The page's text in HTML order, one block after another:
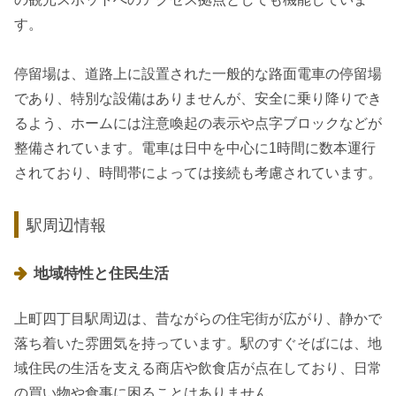
す。
停留場は、道路上に設置された一般的な路面電車の停留場
であり、特別な設備はありませんが、安全に乗り降りでき
るよう、ホームには注意喚起の表示や点字ブロックなどが
整備されています。電車は日中を中心に1時間に数本運行
されており、時間帯によっては接続も考慮されています。
駅周辺情報
地域特性と住民生活
上町四丁目駅周辺は、昔ながらの住宅街が広がり、静かで
落ち着いた雰囲気を持っています。駅のすぐそばには、地
域住民の生活を支える商店や飲食店が点在しており、日常